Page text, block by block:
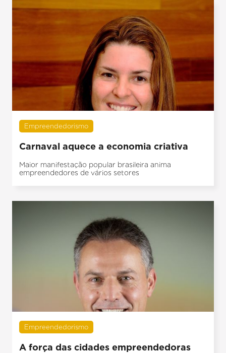
Empreendedorismo
Carnaval aquece a economia criativa
Maior manifestação popular brasileira anima
empreendedores de vários setores
Empreendedorismo
A força das cidades empreendedoras